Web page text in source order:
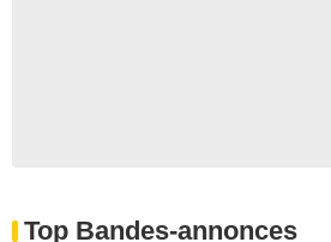
Top Bandes-annonces